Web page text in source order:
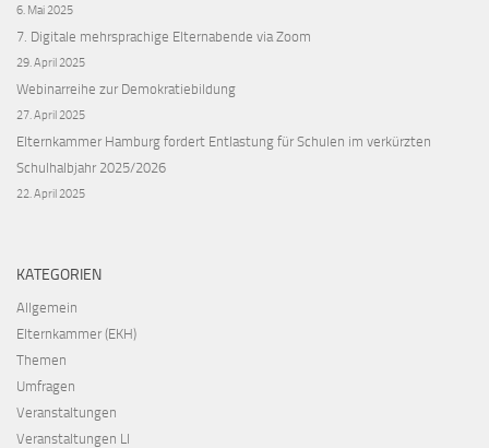
6. Mai 2025
7. Digitale mehrsprachige Elternabende via Zoom
29. April 2025
Webinarreihe zur Demokratiebildung
27. April 2025
Elternkammer Hamburg fordert Entlastung für Schulen im verkürzten
Schulhalbjahr 2025/2026
22. April 2025
KATEGORIEN
Allgemein
Elternkammer (EKH)
Themen
Umfragen
Veranstaltungen
Veranstaltungen LI